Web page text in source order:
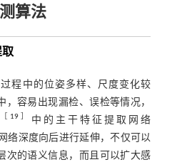
算法
取
程中的位姿多样、尺度变化较
，容易出现漏检、误检等情况，
［ 19 ］
中的主干特征提取网络
络深度向后进行延伸，不仅可以
次的语义信息，而且可以扩大感